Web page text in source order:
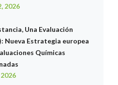
2026
Una Evaluación
Nueva Estrategia europea
Químicas